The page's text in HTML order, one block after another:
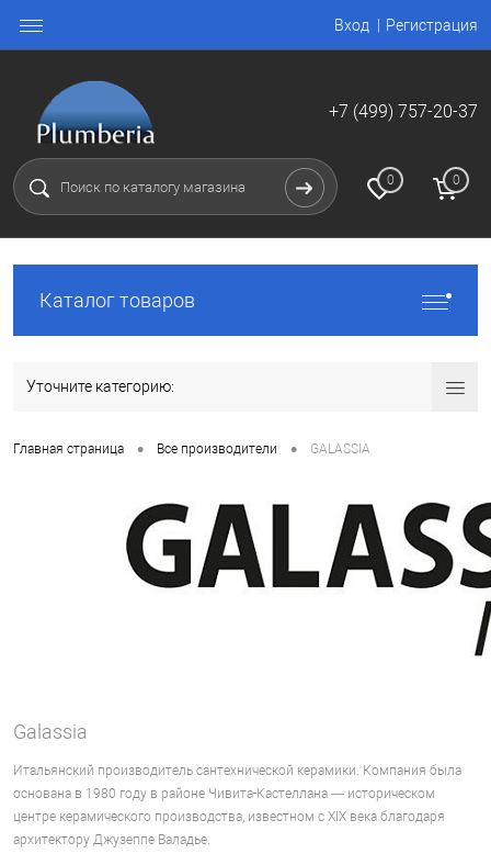
Вход Регистрация
+7 (499) 757-20-37
0 0
Каталог товаров
Уточните категорию:
Главная страница • Все производители • GALASSIA
Galassia
Итальянский производитель сантехнической керамики. Компания была
основана в 1980 году в районе Чивита-Кастеллана — историческом
центре керамического производства, известном с XIX века благодаря
архитектору Джузеппе Валадье.